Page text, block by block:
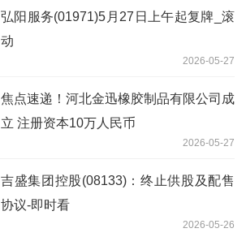
弘阳服务(01971)5月27日上午起复牌_滚
动
2026-05-27
焦点速递！河北金迅橡胶制品有限公司成
立 注册资本10万人民币
2026-05-27
吉盛集团控股(08133)：终止供股及配售
协议-即时看
2026-05-26